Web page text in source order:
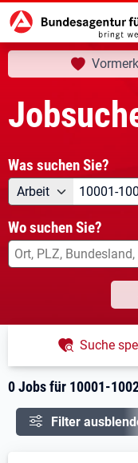
Startseite Jobsuche
Was suchen Sie?
Angebotsart
Arbeit Was suchen Sie?
Wo suchen Sie?
0 Jobs für 10001-
Suche
Filter